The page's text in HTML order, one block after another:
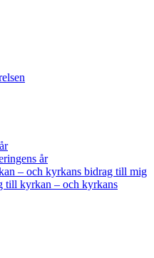
år
– och kyrkans bidrag till mig
till kyrkan – och kyrkans